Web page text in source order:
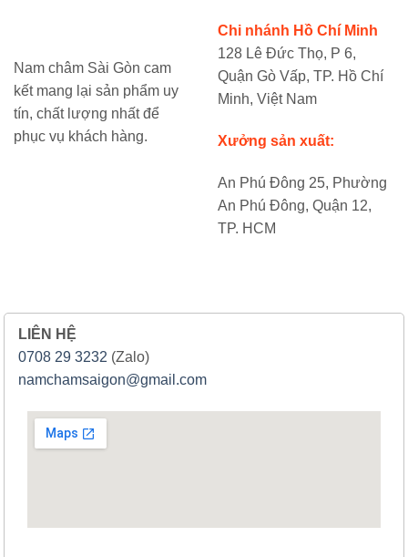
Nam châm Sài Gòn cam
kết mang lại sản phẩm uy
tín, chất lượng nhất để
phục vụ khách hàng.
Chi nhánh Hồ Chí Minh
128 Lê Đức Thọ, P 6,
Quận Gò Vấp, TP. Hồ Chí
Minh, Việt Nam
Xưởng sản xuất:
An Phú Đông 25, Phường
An Phú Đông, Quận 12,
TP. HCM
LIÊN HỆ
0708 29 3232 (Zalo)
namchamsaigon@gmail.com